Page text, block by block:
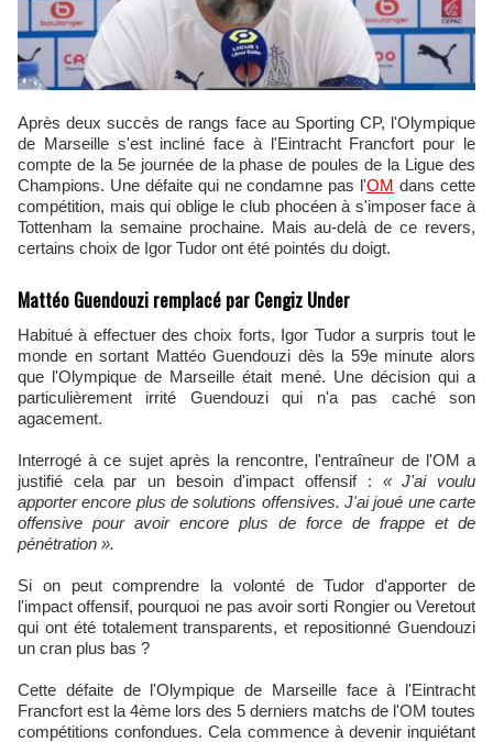
Après deux succès de rangs face au Sporting CP, l'Olympique
de Marseille s'est incliné face à l'Eintracht Francfort pour le
compte de la 5e journée de la phase de poules de la Ligue des
Champions. Une défaite qui ne condamne pas l'OM dans cette
compétition, mais qui oblige le club phocéen à s'imposer face à
Tottenham la semaine prochaine. Mais au-delà de ce revers,
certains choix de Igor Tudor ont été pointés du doigt.
Mattéo Guendouzi remplacé par Cengiz Under
Habitué à effectuer des choix forts, Igor Tudor a surpris tout le
monde en sortant Mattéo Guendouzi dès la 59e minute alors
que l'Olympique de Marseille était mené. Une décision qui a
particulièrement irrité Guendouzi qui n'a pas caché son
agacement.
Interrogé à ce sujet après la rencontre, l'entraîneur de l'OM a
justifié cela par un besoin d'impact offensif : « J'ai voulu
apporter encore plus de solutions offensives. J'ai joué une carte
offensive pour avoir encore plus de force de frappe et de
pénétration ».
Si on peut comprendre la volonté de Tudor d'apporter de
l'impact offensif, pourquoi ne pas avoir sorti Rongier ou Veretout
qui ont été totalement transparents, et repositionné Guendouzi
un cran plus bas ?
Cette défaite de l'Olympique de Marseille face à l'Eintracht
Francfort est la 4ème lors des 5 derniers matchs de l'OM toutes
compétitions confondues. Cela commence à devenir inquiétant